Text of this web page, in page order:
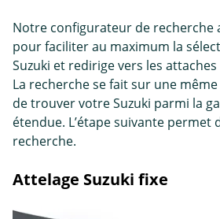
Notre configurateur de recherche
pour faciliter au maximum la
Suzuki et redirige vers les
La recherche se fait sur une
de trouver votre Suzuki parmi la
étendue. L’étape suivante permet
recherche.
Attelage Suzuki fixe